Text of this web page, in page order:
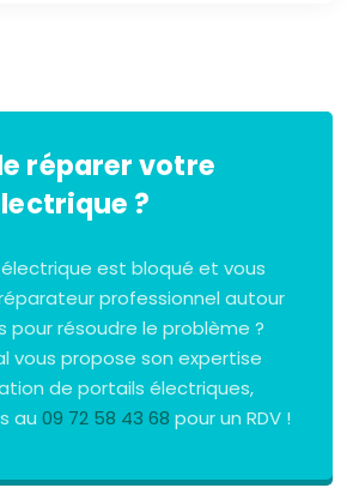
réparer votre
?
est bloqué et vous
professionnel autour
pour résoudre le problème ?
vous propose son expertise
de portails électriques,
au09 72 58 43 68 pour un RDV !